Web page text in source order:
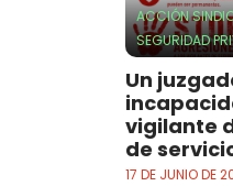
ACCIÓN
SEGURIDAD
Un
vigilante
de
17 DE JUNIO DE